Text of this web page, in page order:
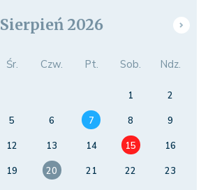
Sierpień 2026
Śr. Czw. Pt. Sob. Ndz.
1
2
5 6 7 8
9
12 13 14 15
16
19 20 21 22
23